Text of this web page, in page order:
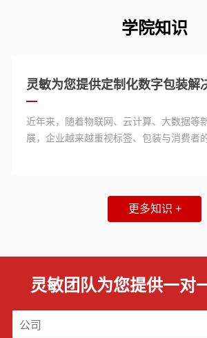
学院知识
灵敏为您提供定制化数字包装解
近年来，随着物联网、云计算、大数据等
展，企业越来越重视标签、包装与消费者
代，这种技术变革将改变所有的商业模式
一码将是包装重要发展方向，更是智能升
更多知识 +
灵敏团队为您提供一对